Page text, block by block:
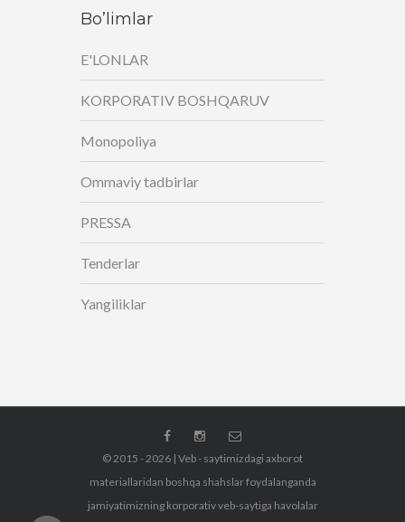
Bo’limlar
E'LONLAR
KORPORATIV BOSHQARUV
Monopoliya
Ommaviy tadbirlar
PRESSA
Tenderlar
Yangiliklar
© 2015 - 2026 | Veb - saytimizdagi axborot
materiallaridan boshqa shahslar foydalanganda
jamiyatimizning korporativ veb-saytiga havolalar